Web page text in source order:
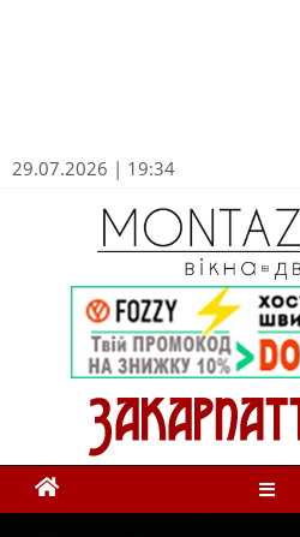
29.07.2026 | 19:34